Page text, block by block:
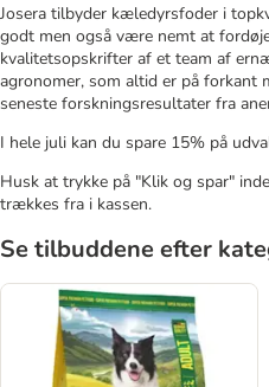
Josera tilbyder kæledyrsfoder i
godt men også være nemt at
kvalitetsopskrifter af et team af
agronomer, som altid er på forkant
seneste forskningsresultater fra
I hele juli kan du spare 15% på
Husk at trykke på "Klik og spar"
trækkes fra i kassen.
Se tilbuddene efter